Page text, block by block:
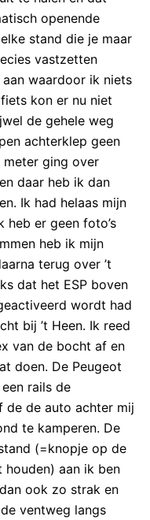
openende
stand die je maar
vastzetten
waardoor ik niets
kon er nu niet
de gehele weg
achterklep geen
meter ging over
daar heb ik dan
Ik had helaas mijn
er geen foto’s
heb ik mijn
terug over ’t
dat het ESP boven
wordt had
bij ’t Heen. Ik reed
van de bocht af en
doen. De Peugeot
rails de
de auto achter mij
te kamperen. De
(=knopje op de
aan ik ben
ook zo strak en
ventweg langs